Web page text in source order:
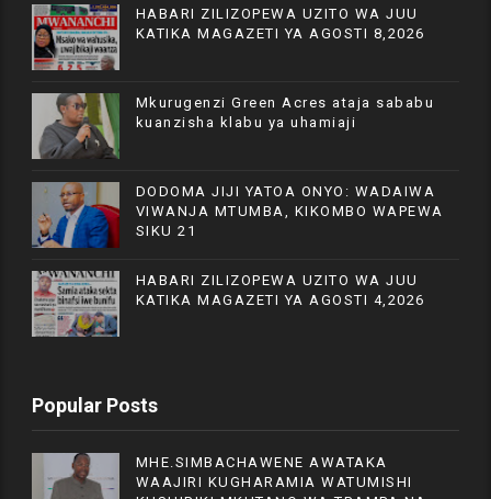
HABARI ZILIZOPEWA UZITO WA JUU
KATIKA MAGAZETI YA AGOSTI 8,2026
Mkurugenzi Green Acres ataja sababu
kuanzisha klabu ya uhamiaji
DODOMA JIJI YATOA ONYO: WADAIWA
VIWANJA MTUMBA, KIKOMBO WAPEWA
SIKU 21
HABARI ZILIZOPEWA UZITO WA JUU
KATIKA MAGAZETI YA AGOSTI 4,2026
Popular Posts
MHE.SIMBACHAWENE AWATAKA
WAAJIRI KUGHARAMIA WATUMISHI